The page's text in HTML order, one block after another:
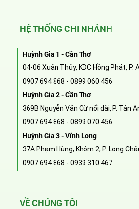
HỆ THỐNG CHI NHÁNH
Huỳnh Gia 1 - Cần Thơ
04-06 Xuân Thủy, KDC Hồng Phát, P.
0907 694 868 - 0899 060 456
Huỳnh Gia 2 - Cần Thơ
369B Nguyễn Văn Cừ nối dài, P. Tân
0907 694 868 - 0899 070 456
Huỳnh Gia 3 - Vĩnh Long
37A Phạm Hùng, Khóm 2, P. Long
0907 694 868 - 0939 310 467
VỀ CHÚNG TÔI